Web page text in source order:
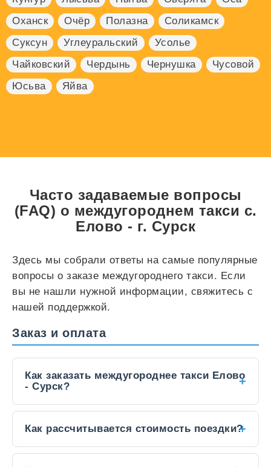
Оханск
Очёр Полазна
Соликамск
Суксун
Углеуральский
Усолье
Чайковский
Чердынь Чернушка
Чусовой
Юсьва
Яйва
Часто задаваемые вопросы
(FAQ) о междугороднем такси с.
Елово - г. Сурск
Здесь мы собрали ответы на самые популярные
вопросы о заказе междугороднего такси. Если
вы не нашли нужной информации, свяжитесь с
нашей поддержкой.
Заказ и оплата
Как заказать междугороднее такси Елово
- Сурск?
Заказать такси между городами можно
Как рассчитывается стоимость поездки?